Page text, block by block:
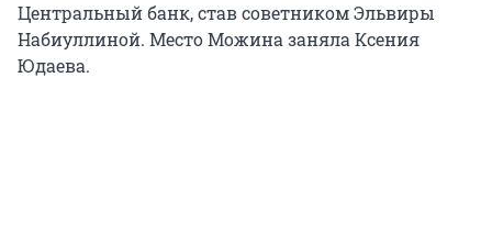
Центральный банк, став советником Эльвиры
Набиуллиной. Место Можина заняла Ксения
Юдаева.